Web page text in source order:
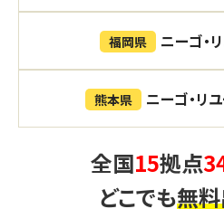
福岡県 ニーゴ・
熊本県 ニーゴ・リ
全国15拠点
どこでも無